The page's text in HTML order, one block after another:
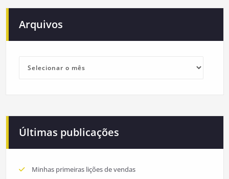
Arquivos
Últimas publicações
Minhas primeiras lições de vendas